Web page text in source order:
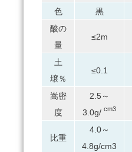
色 黒
酸の
量
≤2m
土
壌％
≤0.1
嵩密
度
2.5～
3.0g/ cm3
比重
4.0～
4.8g/cm3